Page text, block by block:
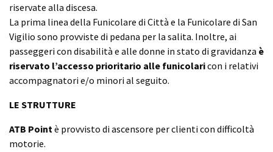
riservate alla discesa.
La prima linea della Funicolare di Città e la Funicolare di San
Vigilio sono provviste di pedana per la salita. Inoltre, ai
passeggeri con disabilità e alle donne in stato di gravidanza è
riservato l’accesso prioritario alle funicolaricon i relativi
accompagnatori e/o minori al seguito.
LE STRUTTURE
ATB Point è provvisto di ascensore per clienti con difficoltà
motorie.